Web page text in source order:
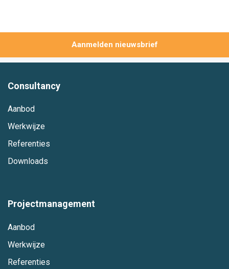
Aanmelden
Consultancy
Aanbod
Werkwijze
Referenties
Downloads
Projectmanagement
Aanbod
Werkwijze
Referenties